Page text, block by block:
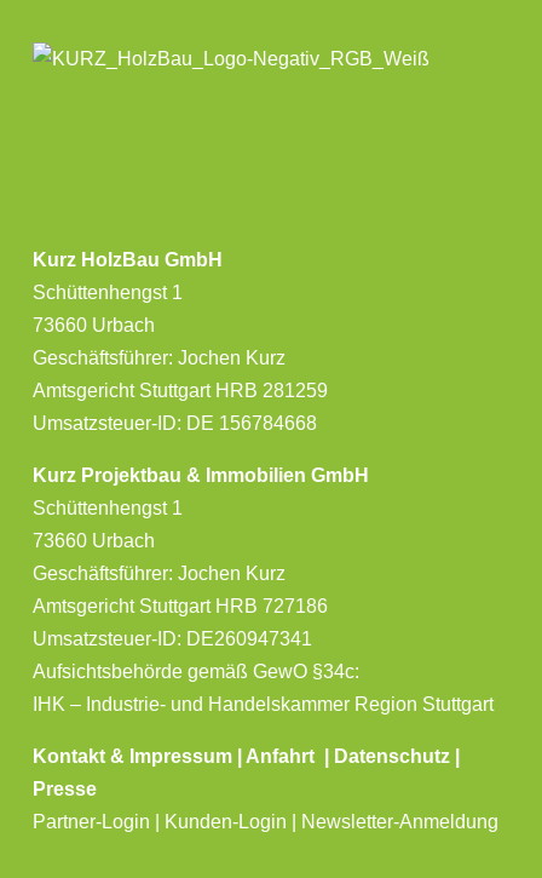
Kurz HolzBau GmbH
Schüttenhengst 1
73660 Urbach
Geschäftsführer: Jochen Kurz
Amtsgericht Stuttgart HRB 281259
Umsatzsteuer-ID: DE 156784668
Kurz Projektbau & Immobilien GmbH
Schüttenhengst 1
73660 Urbach
Geschäftsführer: Jochen Kurz
Amtsgericht Stuttgart HRB 727186
Umsatzsteuer-ID: DE260947341
Aufsichtsbehörde gemäß GewO §34c:
IHK – Industrie- und Handelskammer Region Stuttgart
Kontakt & Impressum Anfahrt Datenschutz|
Presse
Partner-Login | Kunden-Login | Newsletter-Anmeldung